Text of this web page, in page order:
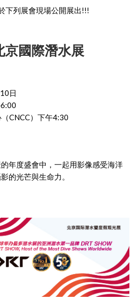
下列展會現場公開展出!!!
京國際潛水展
日
CNCC）下午4:30
年度盛會中，一起用影像感受海洋
的光芒與生命力。